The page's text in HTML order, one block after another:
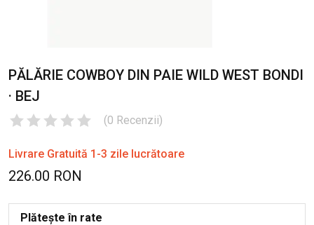
PĂLĂRIE COWBOY DIN PAIE WILD WEST BONDI
· BEJ
(0 Recenzii)
Livrare Gratuită 1-3 zile lucrătoare
226.00 RON
Plătește în rate